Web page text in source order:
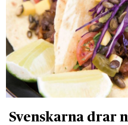
Svenskarna drar